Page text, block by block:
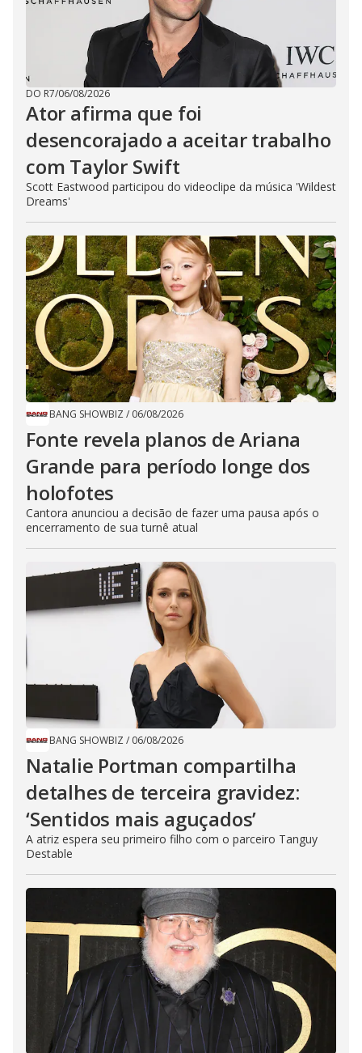
DO R7/06/08/2026
Ator afirma que foi
desencorajado a aceitar trabalho
com Taylor Swift
Scott Eastwood participou do videoclipe da música 'Wildest
Dreams'
BANG SHOWBIZ / 06/08/2026
Fonte revela planos de Ariana
Grande para período longe dos
holofotes
Cantora anunciou a decisão de fazer uma pausa após o
encerramento de sua turnê atual
BANG SHOWBIZ / 06/08/2026
Natalie Portman compartilha
detalhes de terceira gravidez:
‘Sentidos mais aguçados’
A atriz espera seu primeiro filho com o parceiro Tanguy
Destable